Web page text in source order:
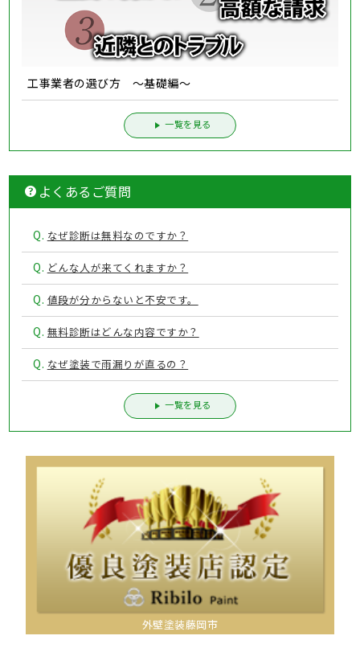
工事業者の選び方 ～基礎編～
一覧を見る
よくあるご質問
Q. なぜ診断は無料なのですか？
Q. どんな人が来てくれますか？
Q. 値段が分からないと不安です。
Q. 無料診断はどんな内容ですか？
Q. なぜ塗装で雨漏りが直るの？
一覧を見る
外壁塗装藤岡市